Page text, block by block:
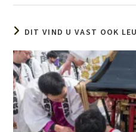
DIT VIND U VAST OOK